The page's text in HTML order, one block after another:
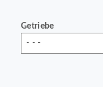
Getriebe
- - -